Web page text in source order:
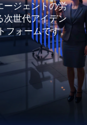
ージェントの労
次世代アイデン
フォームです。